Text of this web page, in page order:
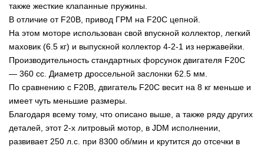
также жесткие клапанные пружины.
В отличие от F20B, привод ГРМ на F20C цепной.
На этом моторе использован свой впускной коллектор, легкий
маховик (6.5 кг) и выпускной коллектор 4-2-1 из нержавейки.
Производительность стандартных форсунок двигателя F20C
— 360 сс. Диаметр дроссельной заслонки 62.5 мм.
По сравнению с F20B, двигатель F20C весит на 8 кг меньше и
имеет чуть меньшие размеры.
Благодаря всему тому, что описано выше, а также ряду других
деталей, этот 2-х литровый мотор, в JDM исполнении,
развивает 250 л.с. при 8300 об/мин и крутится до отсечки в